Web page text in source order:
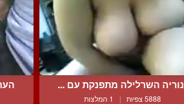
נוריה השרלילה מתפנקת עם ...
5888 צפיות | 1 המלצות